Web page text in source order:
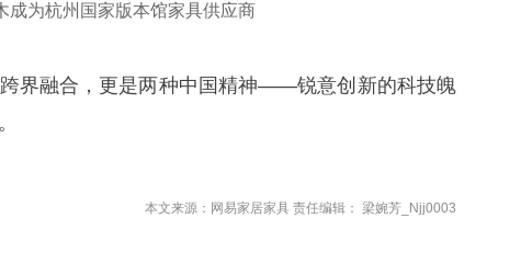
成为杭州国家版本馆家具供应商
界融合，更是两种中国精神——锐意创新的科技魄
本文来源：网易家居家具 责任编辑： 梁婉芳_Njj0003